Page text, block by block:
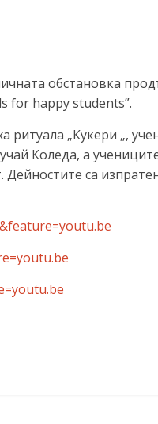
обстановка
for happy students”.
ритуала „Кукери „,
Коледа, а
Дейностите са